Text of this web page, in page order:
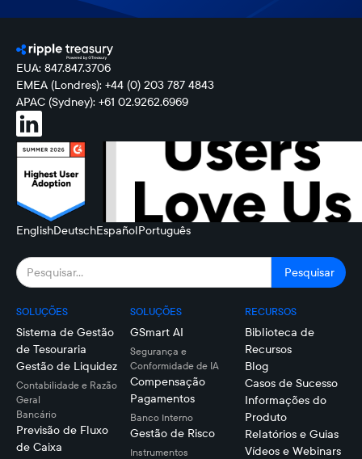
EUA: 847.847.3706
EMEA (Londres): +44 (0) 203 787 4843
APAC (Sydney): +61 02.9262.6969
EnglishDeutschEspañolPortuguês
SOLUÇÕES
Sistema de Gestão
de Tesouraria
Gestão de Liquidez
Contabilidade e Razão
Geral
Bancário
Previsão de Fluxo
de Caixa
SOLUÇÕES
GSmart AI
Segurança e
Conformidade de IA
Compensação
Pagamentos
Banco Interno
Gestão de Risco
Instrumentos
RECURSOS
Biblioteca de
Recursos
Blog
Casos de Sucesso
Informações do
Produto
Relatórios e Guias
Vídeos e Webinars